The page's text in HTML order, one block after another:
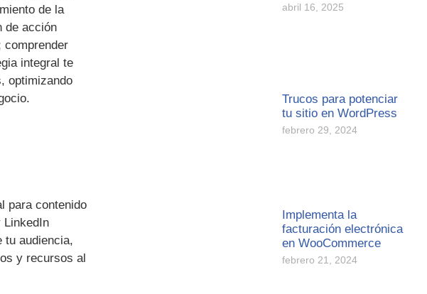
de la
de acción
comprender
integral te
optimizando
para contenido
LinkedIn
tu audiencia,
y recursos al
abril 16, 2025
Trucos para potenciar
tu sitio en WordPress
febrero 29, 2024
Implementa la
facturación electrónica
en WooCommerce
febrero 21, 2024